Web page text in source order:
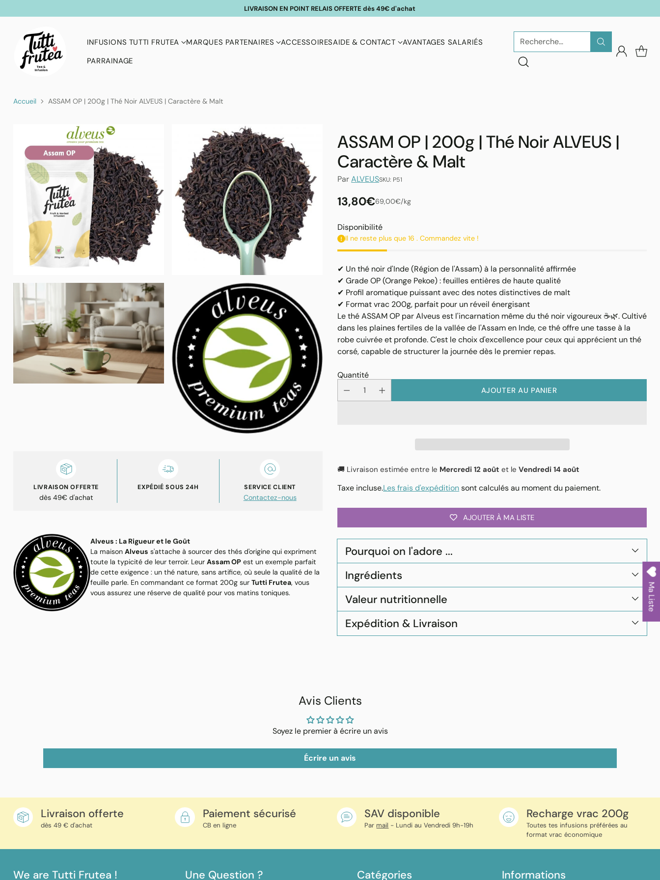
INFUSIONS TUTTI FRUTEA MARQUES PARTENAIRES ACCESSOIRESAIDE & CONTACT
AVANTAGES SALARIÉS
PARRAINAGE
Recherche…
LIVRAISON EN POINT RELAIS OFFERTE dès 49€ d'achat
Accueil ASSAM OP | 200g | Thé Noir ALVEUS | Caractère & Malt
LIVRAISON OFFERTE
dès 49€ d'achat
EXPÉDIÉ SOUS 24H SERVICE CLIENT
Contactez-nous
Alveus : La Rigueur et le Goût
La maisonAlveus s'attache à sourcer des thés d'origine qui expriment
toute la typicité de leur terroir. LeurAssam OP est un exemple parfait
de cette exigence : un thé nature, sans artifice, où seule la qualité de la
feuille parle. En commandant ce format 200g surTutti Frutea, vous
vous assurez une réserve de qualité pour vos matins toniques.
ASSAM OP | 200g | Thé Noir ALVEUS |
Caractère & Malt
ParALVEUSSKU: P51
Prix
habituel
13,80€Prix
unitaire
69,00€/
par kg
Disponibilité
Il ne reste plus que 16 . Commandez vite !
✔ Un thé noir d'Inde (Région de l'Assam) à la personnalité affirmée
✔ Grade OP (Orange Pekoe) : feuilles entières de haute qualité
✔ Profil aromatique puissant avec des notes distinctives de malt
✔ Format vrac 200g, parfait pour un réveil énergisant
Le thé ASSAM OP par Alveus est l'incarnation même du thé noir vigoureux ☕️🌿. Cultivé
dans les plaines fertiles de la vallée de l'Assam en Inde, ce thé offre une tasse à la
robe cuivrée et profonde. C'est le choix d'excellence pour ceux qui apprécient un thé
corsé, capable de structurer la journée dès le premier repas.
Quantité
AJOUTER AU PANIER
🚚 Livraison estimée entre le Mercredi 12 août et leVendredi 14 août
Taxe incluse.Les frais d'expéditionsont calculés au moment du paiement.
AJOUTER À MA LISTE
Pourquoi on l'adore ...
Ingrédients
Valeur nutritionnelle
Expédition & Livraison
votre
Avis Clients
Soyez le premier à écrire un avis
Écrire un avis
Livraison offerte
dès 49 € d'achat
Paiement sécurisé
CB en ligne
SAV disponible
Par mail - Lundi au Vendredi 9h-19h
Recharge vrac 200g
Toutes tes infusions préférées au
format vrac économique
We are Tutti Frutea ! Une Question ? Catégories Informations
Ma Liste